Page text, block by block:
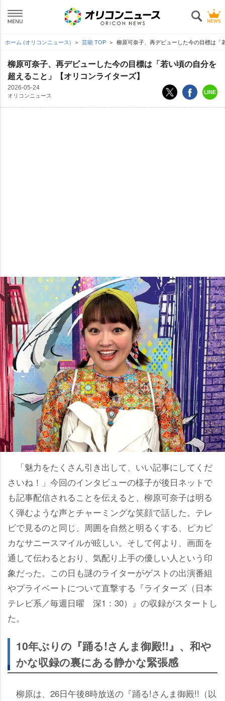
ホーム (オリコンニュース) 芸能 TOP 柳原可奈子、再デビューした今の目標は
柳原可奈子、再デビューした今の目標は「若い頃の自分を
超えること」【オリコンライターズ】
2026-05-24
オリコンニュース
「魅力をたくさん引き出して、いい記事にしてくだ
さいね！」今回のインタビューの様子が後日ネットで
も記事配信されることを伝えると、柳原可奈子は明る
く弾むような声とチャーミングな笑顔で話した。テレ
ビで見るのと同じ、周囲を自然と明るくする、ピカピ
カなサニースマイルが眩しい。そして何より、画面を
通して伝わるとおり、気配り上手の優しい人という印
象だった。この日も謎のライターがゲストの出演番組
プライベートについて直撃する『ライターズ（日本
テレビ系／毎週日曜 深1：30）』の収録がスタートし
た。
10年ぶりの『踊る!さんま御殿!!』、和
かな収録の裏にある静かな緊張感
柳原は、26日午後8時放送の『踊る!さんま御殿!!（以